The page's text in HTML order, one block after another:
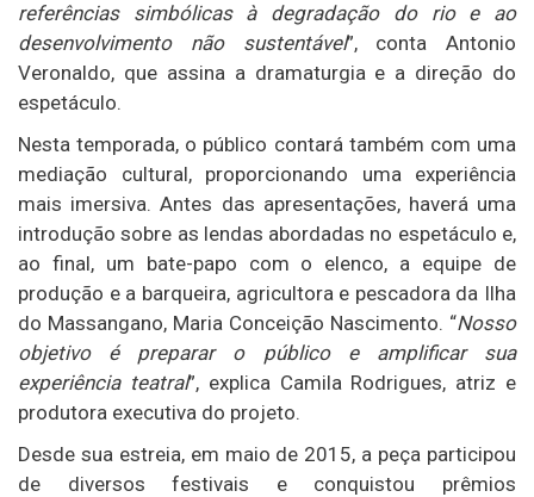
referências simbólicas à degradação do rio e ao
desenvolvimento não sustentável”, conta Antonio
Veronaldo, que assina a dramaturgia e a direção do
espetáculo.
Nesta temporada, o público contará também com uma
mediação cultural, proporcionando uma experiência
mais imersiva. Antes das apresentações, haverá uma
introdução sobre as lendas abordadas no espetáculo e,
ao final, um bate-papo com o elenco, a equipe de
produção e a barqueira, agricultora e pescadora da Ilha
do Massangano, Maria Conceição Nascimento. “Nosso
objetivo é preparar o público e amplificar sua
experiência teatral”, explica Camila Rodrigues, atriz e
produtora executiva do projeto.
Desde sua estreia, em maio de 2015, a peça participou
de diversos festivais e conquistou prêmios